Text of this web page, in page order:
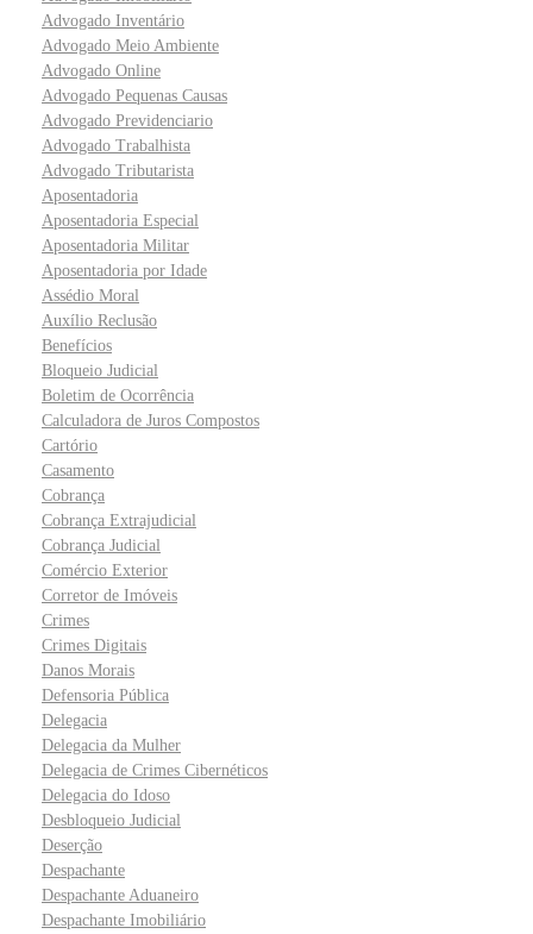
Advogado Inventário
Advogado Meio Ambiente
Advogado Online
Advogado Pequenas Causas
Advogado Previdenciario
Advogado Trabalhista
Advogado Tributarista
Aposentadoria
Aposentadoria Especial
Aposentadoria Militar
Aposentadoria por Idade
Assédio Moral
Auxílio Reclusão
Benefícios
Bloqueio Judicial
Boletim de Ocorrência
Calculadora de Juros Compostos
Cartório
Casamento
Cobrança
Cobrança Extrajudicial
Cobrança Judicial
Comércio Exterior
Corretor de Imóveis
Crimes
Crimes Digitais
Danos Morais
Defensoria Pública
Delegacia
Delegacia da Mulher
Delegacia de Crimes Cibernéticos
Delegacia do Idoso
Desbloqueio Judicial
Deserção
Despachante
Despachante Aduaneiro
Despachante Imobiliário